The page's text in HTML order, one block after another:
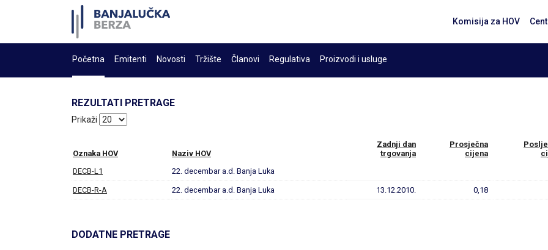
Komisija za HOV
Početna Emitenti Novosti Tržište Članovi Regulativa Proizvodi i usluge
REZULTATI PRETRAGE
Prikaži
Oznaka HOV Naziv HOV
Zadnji dan
trgovanja
Prosječna
cijena
DECB-L1 22. decembar a.d. Banja Luka
DECB-R-A 22. decembar a.d. Banja Luka 13.12.2010. 0,18
DODATNE PRETRAGE